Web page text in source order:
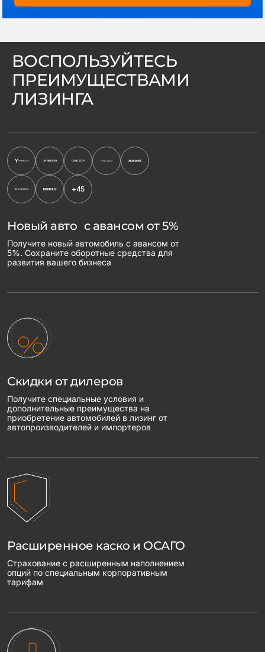
ВОСПОЛЬЗУЙТЕСЬ
ПРЕИМУЩЕСТВАМИ
ЛИЗИНГА
+45
Новый авто с авансом от 5%
Получите новый автомобиль с авансом от
5%. Сохраните оборотные средства для
развития вашего бизнеса
Скидки от дилеров
Получите специальные условия и
дополнительные преимущества на
приобретение автомобилей в лизинг от
автопроизводителей и импортеров
Расширенное каско и ОСАГО
Страхование с расширенным наполнением
опций по специальным корпоративным
тарифам